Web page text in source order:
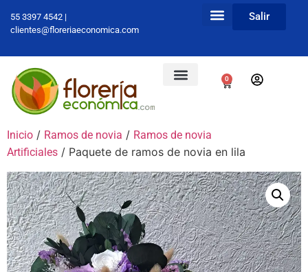
55 3397 4542 |
clientes@floreriaeconomica.com
Salir
0
Inicio / Ramos de novia / Ramos de novia
Artificiales / Paquete de ramos de novia en lila